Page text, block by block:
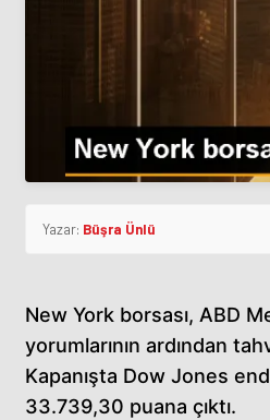
Yazar: Büşra Ünlü
New York borsası, ABD
yorumlarının ardından
Kapanışta Dow Jones
33.739,30 puana çıktı.